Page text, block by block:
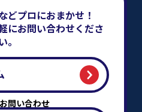
どプロにおまかせ！
にお問い合わせくださ
。
問い合わせ